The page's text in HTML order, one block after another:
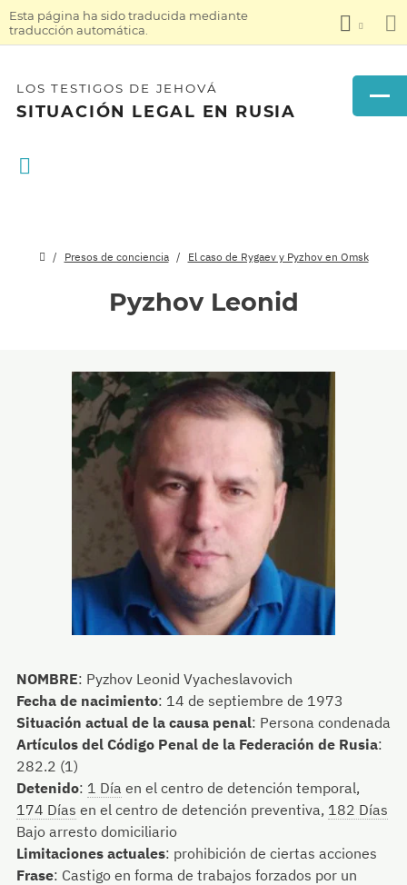
Esta página ha sido traducida mediante
traducción automática.
LOS TESTIGOS DE JEHOVÁ
SITUACIÓN LEGAL EN RUSIA
Presos de conciencia El caso de Rygaev y Pyzhov en Omsk
Pyzhov Leonid
NOMBRE: Pyzhov Leonid Vyacheslavovich
Fecha de nacimiento: 14 de septiembre de 1973
Situación actual de la causa penal: Persona condenada
Artículos del Código Penal de la Federación de Rusia:
282.2 (1)
Detenido: 1 Día en el centro de detención temporal,
174 Días en el centro de detención preventiva, 182 Días
Bajo arresto domiciliario
Limitaciones actuales: prohibición de ciertas acciones
Frase: Castigo en forma de trabajos forzados por un